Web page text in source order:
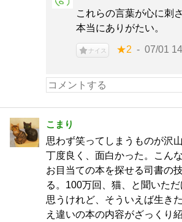
これらの言葉が心に刺
本当にありがたい。
ナイス ★2 07/01
こまり
思わず笑ってしまうものが沢
丁度良く、面白かった。こん
お目当ての本を探せる司書の
る。100万回、猫、と聞いた
思うけれど、そういえば生き
え違いの本の内容がざっくり